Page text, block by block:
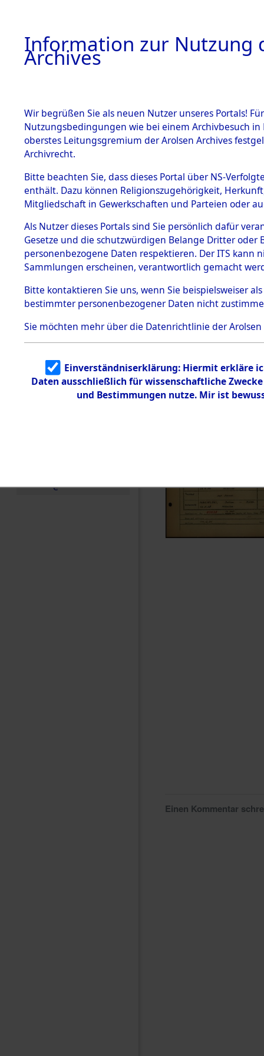
BESTÄNDE
1.
mente
5. Verschiedenes
5.3
Todesmärsche
5.3.1 Alliierte
Erhebungen
zu
Todesmärsch
en
5.3.2
Identifizierun
g
5.3.3
Todesmärsch
e
Dead -
Branch -
0051
Einen Kommentar
Information zur Nutzung
Archives
Wir begrüßen Sie als neuen Nutzer unseres Portals!
Nutzungsbedingungen wie bei einem Archivbesuch
oberstes Leitungsgremium der Arolsen Archives
Archivrecht.
Bitte beachten Sie, dass dieses Portal über NS-
enthält. Dazu können Religionszugehörigkeit,
Mitgliedschaft in Gewerkschaften und Parteien oder
Als Nutzer dieses Portals sind Sie persönlich dafür
Gesetze und die schutzwürdigen Belange Dritter
personenbezogene Daten respektieren. Der ITS
Sammlungen erscheinen, verantwortlich gemacht
Bitte kontaktieren Sie uns, wenn Sie beispielsweiser
bestimmter personenbezogener Daten nicht
Sie möchten mehr über die Datenrichtlinie der Arolsen
Einverständniserklärung: Hiermit erkläre
Daten ausschließlich für wissenschaftliche
und Bestimmungen nutze. Mir ist